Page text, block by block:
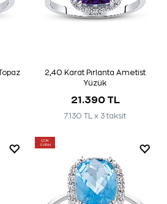
2,40 Karat Pırlanta Ametist
Yüzük
21.390 TL
7.130 TL x 3 taksit
ÇOK
SATAN